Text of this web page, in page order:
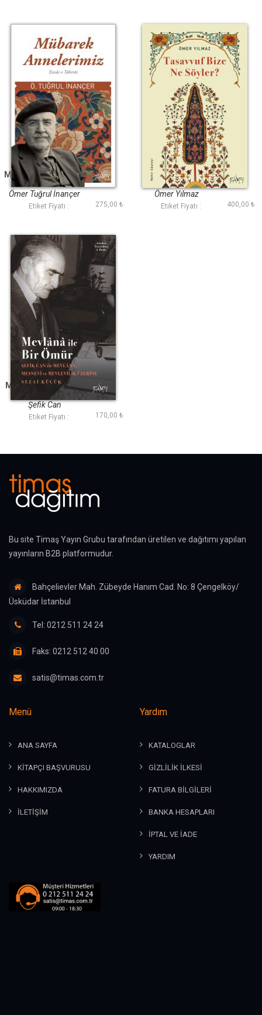
Mübarek Annelerimiz
Ömer Tuğrul İnançer
Etiket Fiyatı : 275,00 ₺
Tasavvuf Bize Ne
Söyler?
Ömer Yılmaz
Etiket Fiyatı : 400,00 ₺
Mevlânâ İle Bir Ömür
Şefik Can
Etiket Fiyatı : 170,00 ₺
Bu site Timaş Yayın Grubu tarafından üretilen ve dağıtımı yapılan
yayınların B2B platformudur.
Bahçelievler Mah. Zübeyde Hanım Cad. No: 8 Çengelköy/
Üsküdar İstanbul
Tel: 0212 511 24 24
Faks: 0212 512 40 00
satis@timas.com.tr
Menü
ANA SAYFA
KİTAPÇI BAŞVURUSU
HAKKIMIZDA
İLETİŞİM
Yardım
KATALOGLAR
GİZLİLİK İLKESİ
FATURA BİLGİLERİ
BANKA HESAPLARI
İPTAL VE İADE
YARDIM